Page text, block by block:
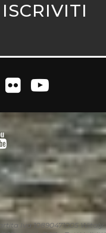
Iva 10890471005 Witaly